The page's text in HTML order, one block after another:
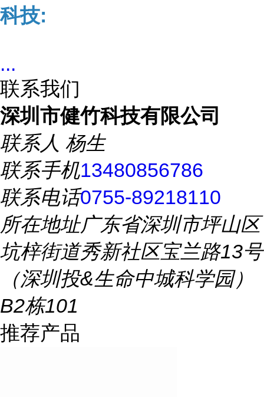
科技:
...
联系我们
深圳市健竹科技有限公司
联系人 杨生
联系手机13480856786
联系电话0755-89218110
所在地址广东省深圳市坪山区
坑梓街道秀新社区宝兰路13号
（深圳投&生命中城科学园）
B2栋101
推荐产品